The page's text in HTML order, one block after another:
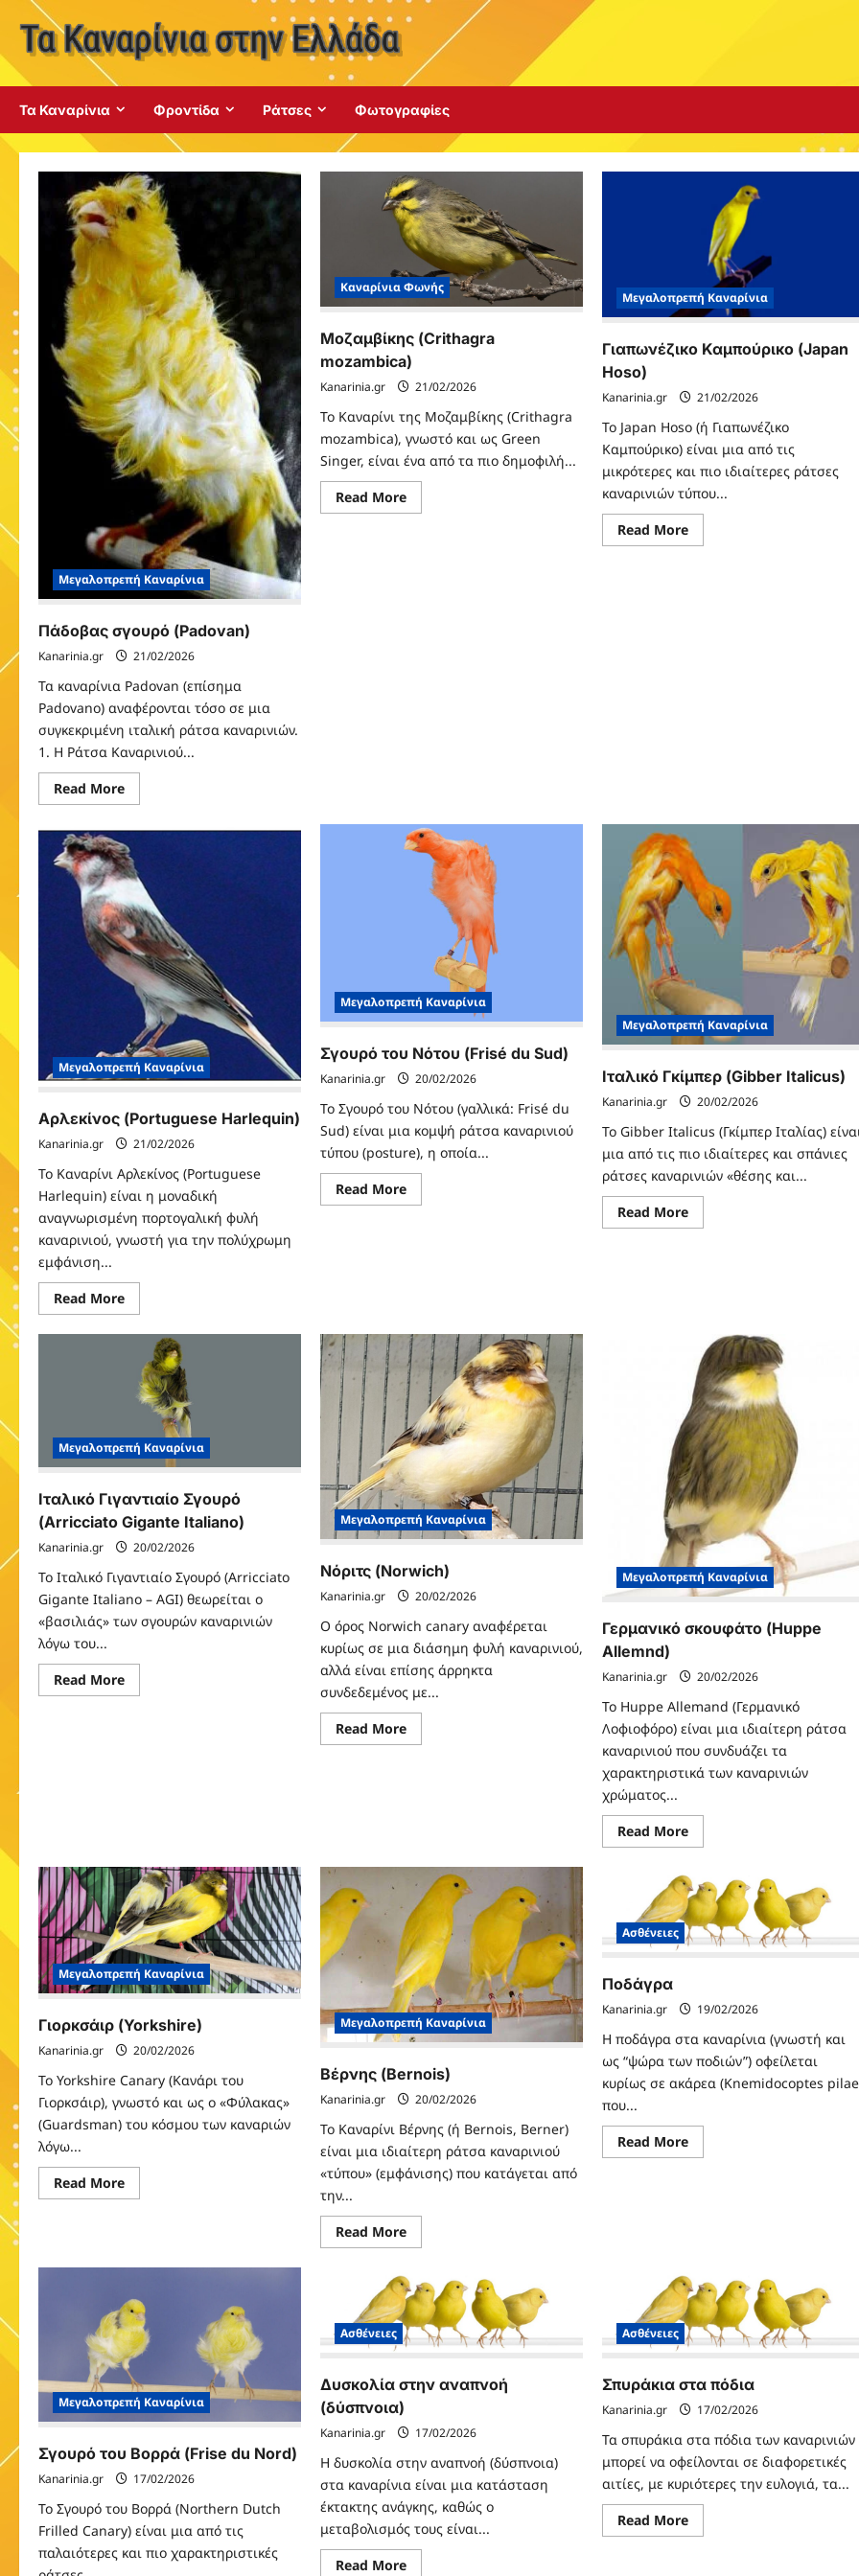
content
Τα Καναρίνια Φροντίδα Ράτσες Φωτογραφίες
Μεγαλοπρεπή Καναρίνια
Πάδοβας σγουρό (Padovan)
Kanarinia.gr 21/02/2026
Τα καναρίνια Padovan (επίσημα
Padovano) αναφέρονται τόσο σε μια
συγκεκριμένη ιταλική ράτσα καναρινιών.
1. Η Ράτσα Καναρινιού...
Read MoreRead
more
Πάδοβας
σγουρό
(Padovan)
Καναρίνια Φωνής
Μοζαμβίκης (Crithagra
mozambica)
Kanarinia.gr 21/02/2026
Το Καναρίνι της Μοζαμβίκης (Crithagra
mozambica), γνωστό και ως Green
Singer, είναι ένα από τα πιο δημοφιλή...
Read MoreRead
more
Μεγαλοπρεπή Καναρίνια
Γιαπωνέζικο Καμπούρικο (Japan
Hoso)
Kanarinia.gr 21/02/2026
Το Japan Hoso (ή Γιαπωνέζικο
Καμπούρικο) είναι μια από τις
μικρότερες και πιο ιδιαίτερες ράτσες
καναρινιών τύπου...
Read MoreRead
more
Μεγαλοπρεπή Καναρίνια
Αρλεκίνος (Portuguese Harlequin)
Kanarinia.gr 21/02/2026
Το Καναρίνι Αρλεκίνος (Portuguese
Harlequin) είναι η μοναδική
αναγνωρισμένη πορτογαλική φυλή
καναρινιού, γνωστή για την πολύχρωμη
εμφάνιση...
Read MoreRead
more
Αρλεκίνος
(Portuguese
Harlequin)
Μεγαλοπρεπή Καναρίνια
Σγουρό του Νότου (Frisé du Sud)
Kanarinia.gr 20/02/2026
Το Σγουρό του Νότου (γαλλικά: Frisé du
Sud) είναι μια κομψή ράτσα καναρινιού
τύπου (posture), η οποία...
Read MoreRead
more
Μεγαλοπρεπή Καναρίνια
Ιταλικό Γκίμπερ (Gibber Italicus)
Kanarinia.gr 20/02/2026
Το Gibber Italicus (Γκίμπερ Ιταλίας)
μια από τις πιο ιδιαίτερες και σπάνιες
ράτσες καναρινιών «θέσης και...
Read MoreRead
more
Μεγαλοπρεπή Καναρίνια
Ιταλικό Γιγαντιαίο Σγουρό
(Arricciato Gigante Italiano)
Kanarinia.gr 20/02/2026
Το Ιταλικό Γιγαντιαίο Σγουρό (Arricciato
Gigante Italiano – AGI) θεωρείται ο
«βασιλιάς» των σγουρών καναρινιών
λόγω του...
Read MoreRead
more
Μεγαλοπρεπή Καναρίνια
Νόριτς (Norwich)
Kanarinia.gr 20/02/2026
Ο όρος Norwich canary αναφέρεται
κυρίως σε μια διάσημη φυλή καναρινιού,
αλλά είναι επίσης άρρηκτα
συνδεδεμένος με...
Read MoreRead
more
Μεγαλοπρεπή Καναρίνια
Γερμανικό σκουφάτο (Huppe
Allemnd)
Kanarinia.gr 20/02/2026
Το Huppe Allemand (Γερμανικό
Λοφιοφόρο) είναι μια ιδιαίτερη ράτσα
καναρινιού που συνδυάζει τα
χαρακτηριστικά των καναρινιών
χρώματος...
Read MoreRead
more
σκουφάτο
(Huppe
Allemnd)
Μεγαλοπρεπή Καναρίνια
Γιορκσάιρ (Yorkshire)
Kanarinia.gr 20/02/2026
Το Yorkshire Canary (Κανάρι του
Γιορκσάιρ), γνωστό και ως ο «Φύλακας»
(Guardsman) του κόσμου των καναριών
λόγω...
Read MoreRead
more
Μεγαλοπρεπή Καναρίνια
Βέρνης (Bernois)
Kanarinia.gr 20/02/2026
Το Καναρίνι Βέρνης (ή Bernois, Berner)
είναι μια ιδιαίτερη ράτσα καναρινιού
«τύπου» (εμφάνισης) που κατάγεται από
την...
Read MoreRead
more
(Bernois)
Ασθένειες
Ποδάγρα
Kanarinia.gr 19/02/2026
Η ποδάγρα στα καναρίνια (γνωστή και
ως “ψώρα των ποδιών”) οφείλεται
κυρίως σε ακάρεα (Knemidocoptes
που...
Read MoreRead
more
Μεγαλοπρεπή Καναρίνια
Σγουρό του Βορρά (Frise du Nord)
Kanarinia.gr 17/02/2026
Το Σγουρό του Βορρά (Northern Dutch
Frilled Canary) είναι μια από τις
παλαιότερες και πιο χαρακτηριστικές
Ασθένειες
Δυσκολία στην αναπνοή
(δύσπνοια)
Kanarinia.gr 17/02/2026
Η δυσκολία στην αναπνοή (δύσπνοια)
στα καναρίνια είναι μια κατάσταση
έκτακτης ανάγκης, καθώς ο
μεταβολισμός τους είναι...
Read MoreRead
Ασθένειες
Σπυράκια στα πόδια
Kanarinia.gr 17/02/2026
Τα σπυράκια στα πόδια των καναρινιών
μπορεί να οφείλονται σε διαφορετικές
αιτίες, με κυριότερες την ευλογιά, τα...
Read MoreRead
more